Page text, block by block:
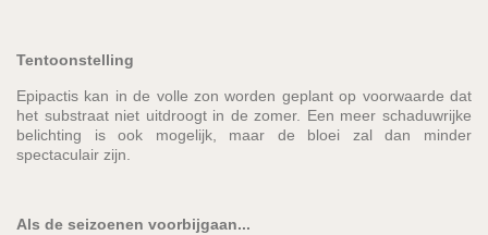
Tentoonstelling
Epipactis kan in de volle zon worden geplant op voorwaarde dat
het substraat niet uitdroogt in de zomer. Een meer schaduwrijke
belichting is ook mogelijk, maar de bloei zal dan minder
spectaculair zijn.
Als de seizoenen voorbijgaan...